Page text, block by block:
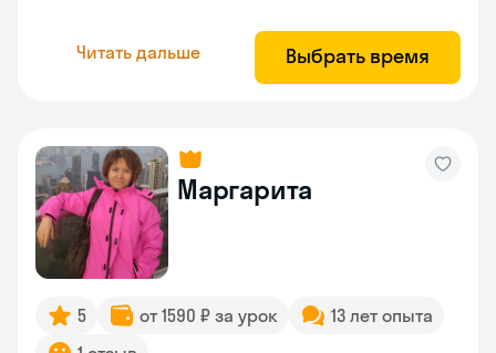
Читать дальше Выбрать время
Маргарита
5 от 1590 ₽ за урок
13 лет опыта